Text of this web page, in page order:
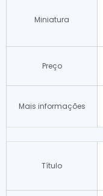
Miniatura
Preço
Mais informações
Título